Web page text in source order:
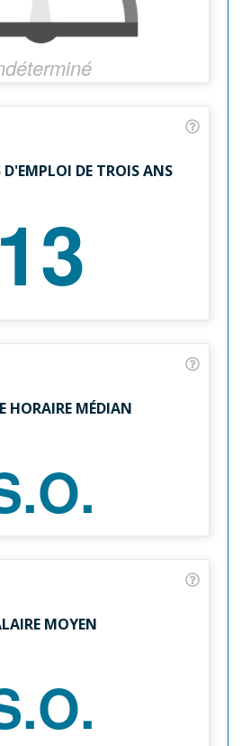
D'EMPLOI DE TROIS ANS
13
HORAIRE MÉDIAN
MOYEN